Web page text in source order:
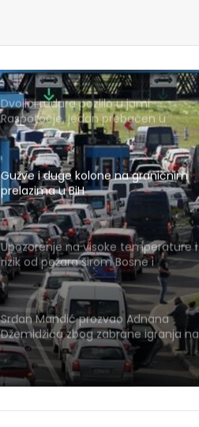
Dvojici rudara pozlilo u jami
Raspotočje, jedan prebačen u
bolnicu
Gužve i duge kolone na graničnim
prelazima u BiH
Upozorenje na visoke temperature i
rizik od požara širom Bosne i
Hercegovine
Srđan Mandić prozvao Adnana
Džemidžića zbog zabrane igranja na
Koševu